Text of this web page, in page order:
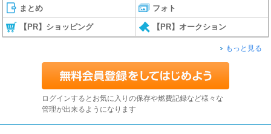
まとめ フォト
【PR】ショッピング 【PR】オークション
もっと見る
ログインするとお気に入りの保存や燃費記録など様々な
管理が出来るようになります